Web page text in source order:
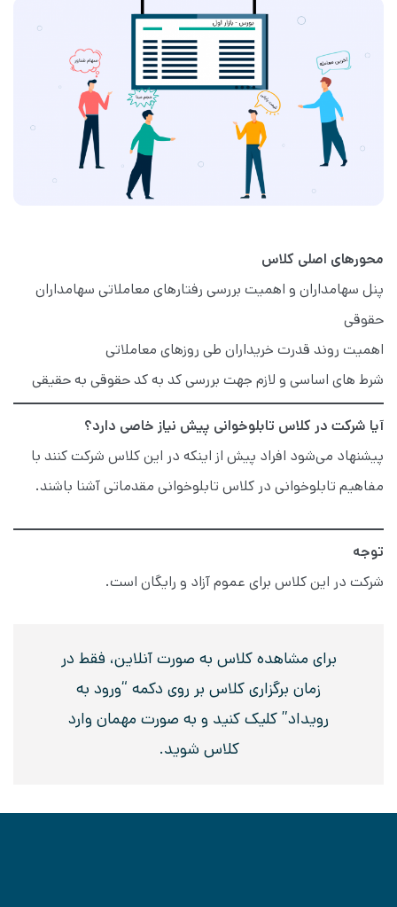
محورهای اصلی کلاس
پنل سهامداران و اهمیت بررسی رفتارهای معاملاتی سهامداران
حقوقی
اهمیت روند قدرت خریداران طی روزهای معاملاتی
شرط های اساسی و لازم جهت بررسی کد به کد حقوقی به حقیقی
آیا شرکت در کلاس تابلوخوانی پیش نیاز خاصی دارد؟
پیشنهاد می‌شود افراد پیش از اینکه در این کلاس شرکت کنند با
مفاهیم تابلوخوانی در کلاس تابلوخوانی مقدماتی آشنا باشند.
توجه
شرکت در این کلاس برای عموم آزاد و رایگان است.
برای مشاهده کلاس به صورت آنلاین، فقط در
زمان برگزاری کلاس بر روی دکمه “ورود به
رویداد” کلیک کنید و به صورت مهمان وارد
کلاس شوید.